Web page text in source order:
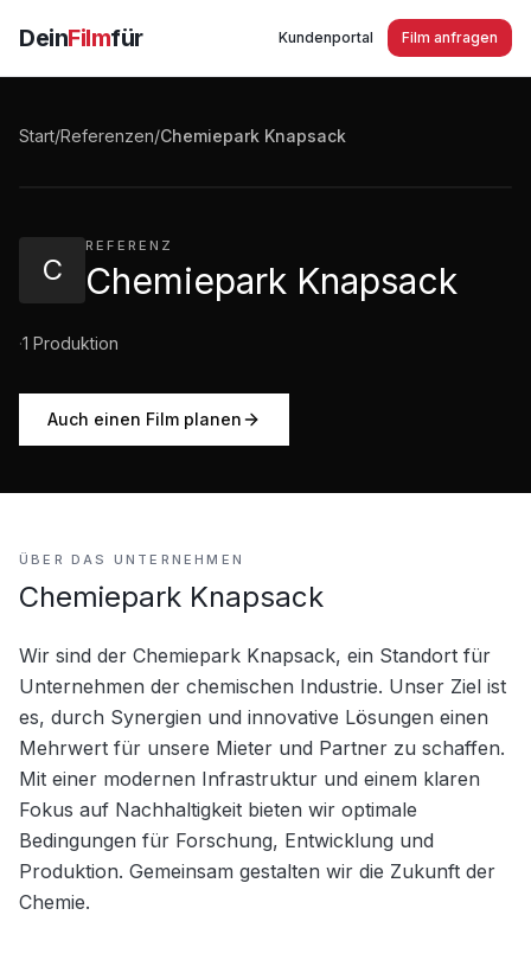
DeinFilmfür Kundenportal Film anfragen
Start/Referenzen/Chemiepark Knapsack
C
REFERENZ
Chemiepark Knapsack
·1 Produktion
Auch einen Film planen
Chemiepark Knapsack english Version 2016
ÜBER DAS UNTERNEHMEN
Chemiepark Knapsack
Wir sind der Chemiepark Knapsack, ein Standort für
Unternehmen der chemischen Industrie. Unser Ziel ist
es, durch Synergien und innovative Lösungen einen
Mehrwert für unsere Mieter und Partner zu schaffen.
Mit einer modernen Infrastruktur und einem klaren
Fokus auf Nachhaltigkeit bieten wir optimale
Bedingungen für Forschung, Entwicklung und
Produktion. Gemeinsam gestalten wir die Zukunft der
Chemie.